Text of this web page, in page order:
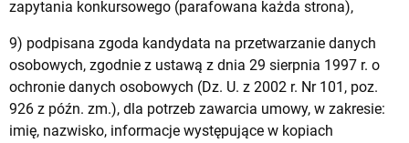
zapytania konkursowego (parafowana każda strona),
9) podpisana zgoda kandydata na przetwarzanie danych
osobowych, zgodnie z ustawą z dnia 29 sierpnia 1997 r. o
ochronie danych osobowych (Dz. U. z 2002 r. Nr 101, poz.
926 z późn. zm.), dla potrzeb zawarcia umowy, w zakresie:
imię, nazwisko, informacje występujące w kopiach